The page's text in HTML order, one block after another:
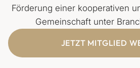
Förderung einer kooperativen
Gemeinschaft unter
JETZT MITGLIED